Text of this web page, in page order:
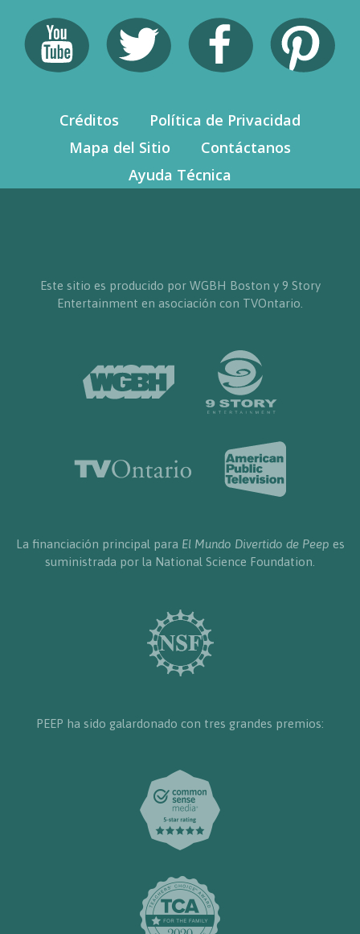
Créditos
Política de Privacidad
Mapa del Sitio
Contáctanos
Ayuda Técnica
Este sitio es producido por WGBH Boston y 9 Story
Entertainment en asociación con TVOntario.
La financiación principal para El Mundo Divertido de Peep es
suministrada por la National Science Foundation.
PEEP ha sido galardonado con tres grandes premios: